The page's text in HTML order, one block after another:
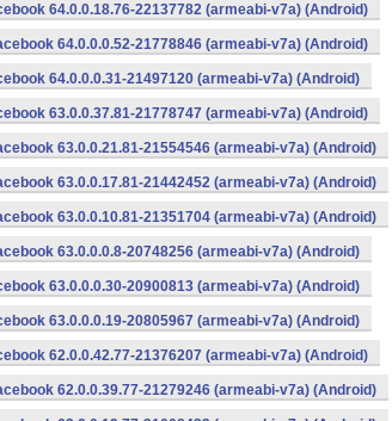
64.0.0.18.76-22137782 (armeabi-v7a) (Android)
64.0.0.0.52-21778846 (armeabi-v7a) (Android)
64.0.0.0.31-21497120 (armeabi-v7a) (Android)
63.0.0.37.81-21778747 (armeabi-v7a) (Android)
63.0.0.21.81-21554546 (armeabi-v7a) (Android)
63.0.0.17.81-21442452 (armeabi-v7a) (Android)
63.0.0.10.81-21351704 (armeabi-v7a) (Android)
63.0.0.0.8-20748256 (armeabi-v7a) (Android)
63.0.0.0.30-20900813 (armeabi-v7a) (Android)
63.0.0.0.19-20805967 (armeabi-v7a) (Android)
62.0.0.42.77-21376207 (armeabi-v7a) (Android)
62.0.0.39.77-21279246 (armeabi-v7a) (Android)